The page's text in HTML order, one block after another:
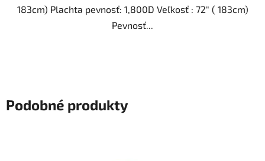
183cm) Plachta pevnosť: 1,800D Veľkosť : 72" ( 183cm)
Pevnosť...
Podobné produkty